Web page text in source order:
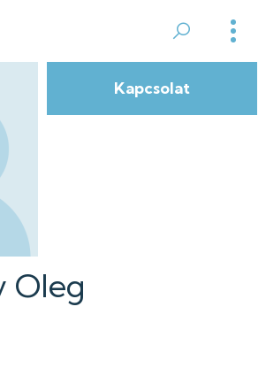
Kapcsolat
Oleg